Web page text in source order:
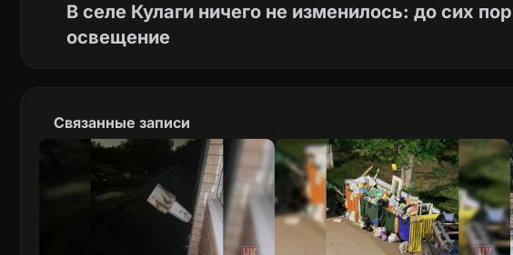
В селе Кулаги ничего не изменилось: до сих
освещение
Связанные записи